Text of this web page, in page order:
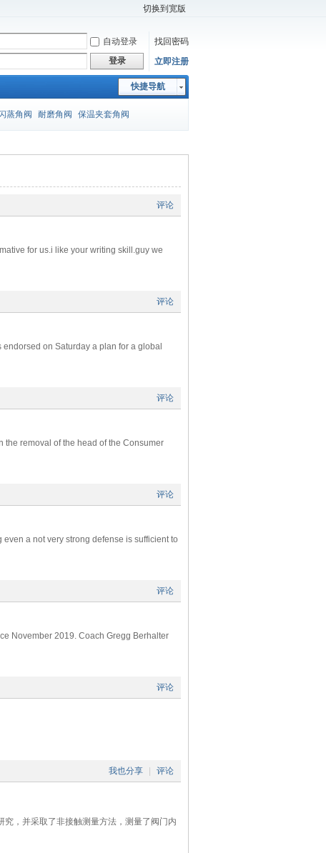
切换到宽版
自动登录
找回密码
登录 立即注册
快捷导航
蒸角阀 耐磨角阀 保温夹套角阀
评论
for us.i like your writing skill.guy we
评论
on Saturday a plan for a global
评论
the removal of the head of the Consumer
评论
a not very strong defense is sufficient to
评论
November 2019. Coach Gregg Berhalter
评论
我也分享 评论
，并采取了非接触测量方法，测量了阀门内